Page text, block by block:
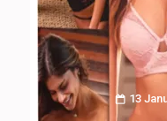
13